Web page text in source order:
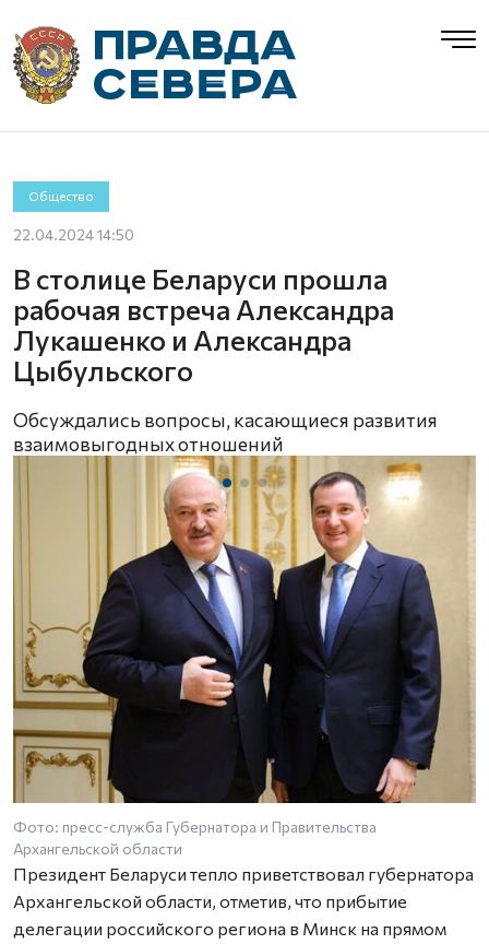
Общество
22.04.2024 14:50
В столице Беларуси прошла
рабочая встреча Александра
Лукашенко и Александра
Цыбульского
Обсуждались вопросы, касающиеся развития
взаимовыгодных отношений
Фото: пресс-служба Губернатора и Правительства
Архангельской области
Президент Беларуси тепло приветствовал губернатора
Архангельской области, отметив, что прибытие
делегации российского региона в Минск на прямом